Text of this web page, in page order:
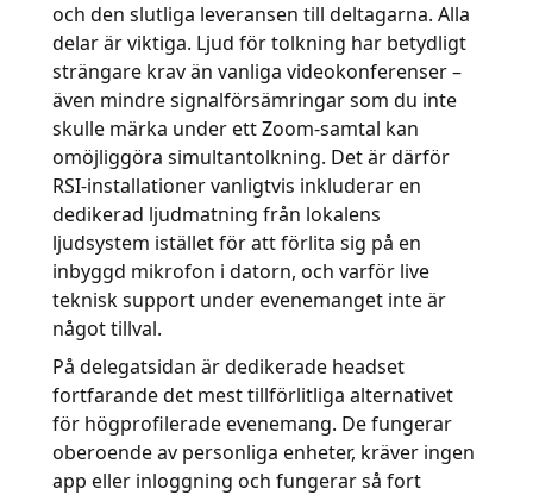
och den slutliga leveransen till deltagarna. Alla
delar är viktiga. Ljud för tolkning har betydligt
strängare krav än vanliga videokonferenser –
även mindre signalförsämringar som du inte
skulle märka under ett Zoom-samtal kan
omöjliggöra simultantolkning. Det är därför
RSI-installationer vanligtvis inkluderar en
dedikerad ljudmatning från lokalens
ljudsystem istället för att förlita sig på en
inbyggd mikrofon i datorn, och varför live
teknisk support under evenemanget inte är
något tillval.
På delegatsidan är dedikerade headset
fortfarande det mest tillförlitliga alternativet
för högprofilerade evenemang. De fungerar
oberoende av personliga enheter, kräver ingen
app eller inloggning och fungerar så fort